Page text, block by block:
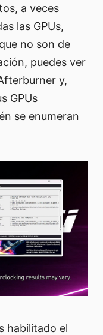
a veces
las GPUs,
no son de
puedes ver
y,
GPUs
se enumeran
habilitado el